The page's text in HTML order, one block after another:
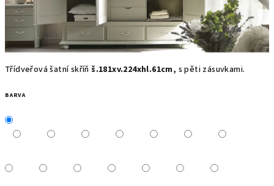
Třídveřová šatní skříňš.181xv.224xhl.61cm, s pěti zásuvkami.
BARVA